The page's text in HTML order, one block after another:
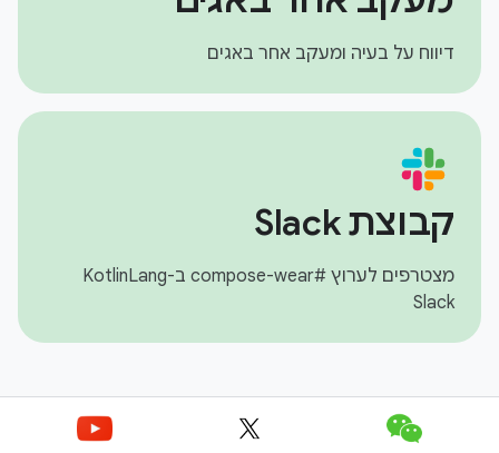
דיווח על בעיה ומעקב אחר באגים
קבוצת Slack
מצטרפים לערוץ #compose-wear ב-KotlinLang
Slack